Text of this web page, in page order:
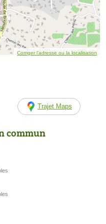
Corriger l’adresse ou la localisation
Trajet Maps
commun